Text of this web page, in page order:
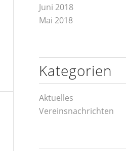
Juni 2018
Mai 2018
Kategorien
Aktuelles
Vereinsnachrichten